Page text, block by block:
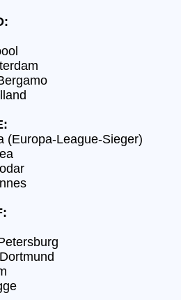
(Europa-League-Sieger)